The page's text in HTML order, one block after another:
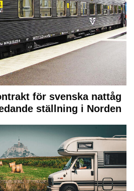
för svenska nattåg
ställning i Norden